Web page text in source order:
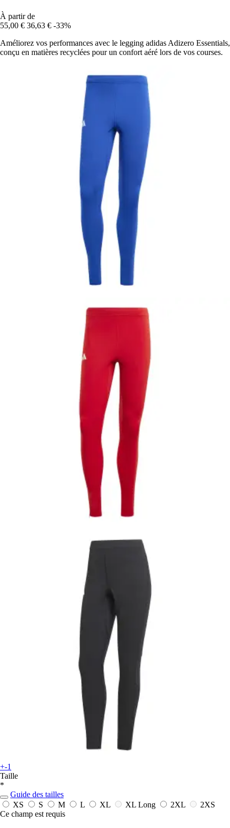
À partir de
55,00 € 36,63 € -33%
Améliorez vos performances avec le legging adidas Adizero Essentials,
conçu en matières recyclées pour un confort aéré lors de vos courses.
+-1
Taille
*
Guide des tailles
XS
S M L XL XL Long 2XL
2XS
Ce champ est requis